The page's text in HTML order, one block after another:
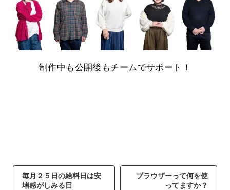
制作中も公開後もチームでサポート！
毎月２５日の給料日は安
堵感がしみる日
ブラウザーって何を使
ってますか？